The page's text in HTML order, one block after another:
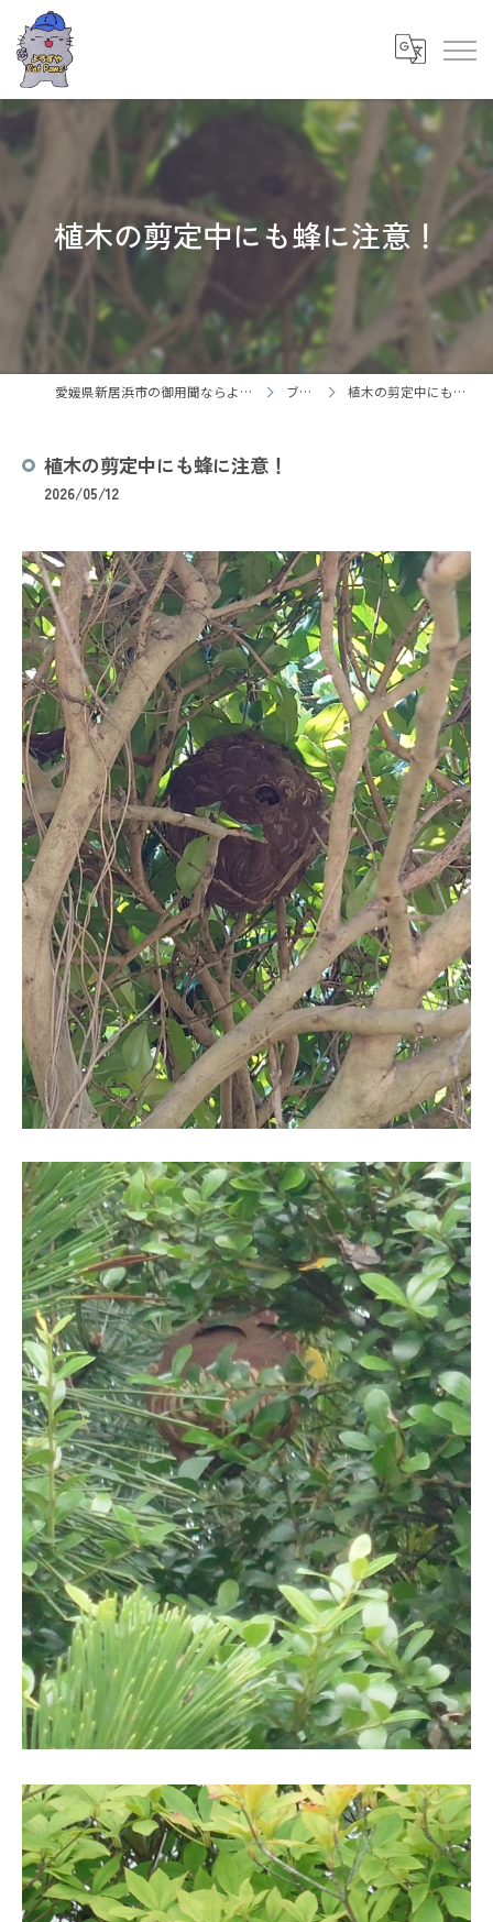
植木の剪定中にも蜂に注意！
愛媛県新居浜市の御用聞ならよろずやCatPaws ブログ 植木の剪定中にも蜂に注意！
植木の剪定中にも蜂に注意！
2026/05/12